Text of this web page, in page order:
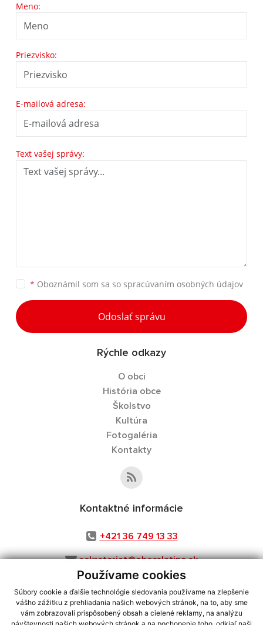
Používame cookies
Súbory cookie a ďalšie technológie sledovania používame na zlepšenie
vášho zážitku z prehliadania našich webových stránok, na to, aby sme
vám zobrazovali prispôsobený obsah a cielené reklamy, na analýzu
Meno:
Priezvisko:
E-mailová adresa:
Text vašej správy:
* Oboznámil som sa so spracúvaním osobných údajov
Odoslať správu
Rýchle odkazy
O obci
História obce
Školstvo
Kultúra
Fotogaléria
Kontakty
Kontaktné informácie
+421 36 749 13 33
sekretariat@obecslatina.sk
využite možnosť získavania aktuálnych informácií s využitím RSS